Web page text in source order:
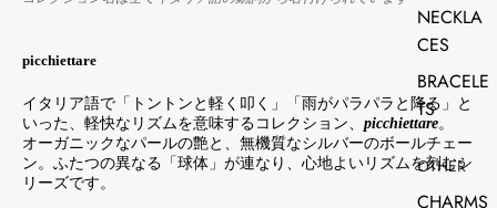
NECKLA
CES
BRACELE
TS
OTHER
CHARMS
picchiettare
イタリア語で「トントンと軽く叩く」「雨がパラパラと降る」と
いった、軽快なリズムを意味するコレクション、 picchiettare。
オーガニックなパールの艶と、無機質なシルバーのボールチェー
ン。ふたつの異なる「球体」が連なり、心地よいリズムを刻むシ
リーズです。